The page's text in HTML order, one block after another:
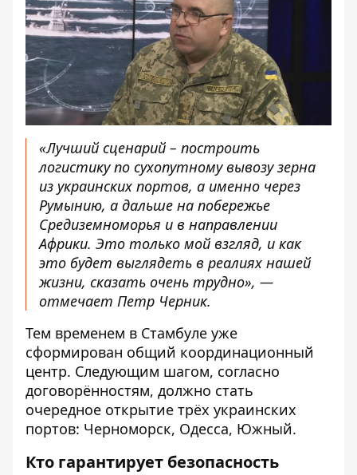
«Лучший сценарий – построить
логистику по сухопутному вывозу зерна
из украинских портов, а именно через
Румынию, а дальше на побережье
Средиземноморья и в направлении
Африки. Это только мой взгляд, и как
это будет выглядеть в реалиях нашей
жизни, сказать очень трудно», —
отмечает Петр Черник.
Тем временем в Стамбуле уже
сформирован общий координационный
центр. Следующим шагом, согласно
договорённостям, должно стать
очередное открытие трёх украинских
портов: Черноморск, Одесса, Южный.
Кто гарантирует безопасность